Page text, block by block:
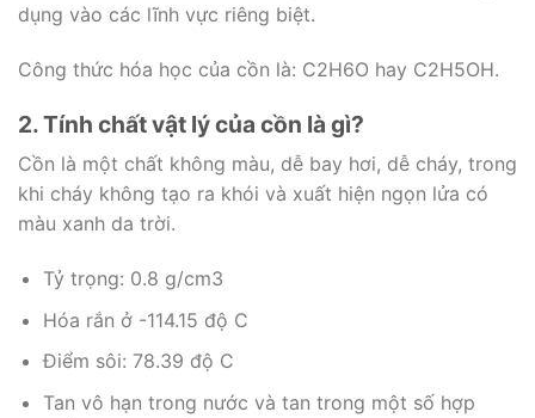
dụng vào các lĩnh vực riêng biệt.
Công thức hóa học của cồn là: C2H6O hay C2H5OH.
2. Tính chất vật lý của cồn là gì?
Cồn là một chất không màu, dễ bay hơi, dễ cháy, trong
khi cháy không tạo ra khói và xuất hiện ngọn lửa có
màu xanh da trời.
Tỷ trọng: 0.8 g/cm3
Hóa rắn ở -114.15 độ C
Điểm sôi: 78.39 độ C
Tan vô hạn trong nước và tan trong một số hợp